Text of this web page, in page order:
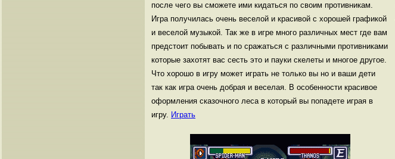
после чего вы сможете ими кидаться по своим противникам.
Игра получилась очень веселой и красивой с хорошей графикой
и веселой музыкой. Так же в игре много различных мест где вам
предстоит побывать и по сражаться с различными противниками
которые захотят вас сесть это и пауки скелеты и многое другое.
Что хорошо в игру может играть не только вы но и ваши дети
так как игра очень добрая и веселая. В особенности красивое
оформления сказочного леса в который вы попадете играя в
игру. Играть